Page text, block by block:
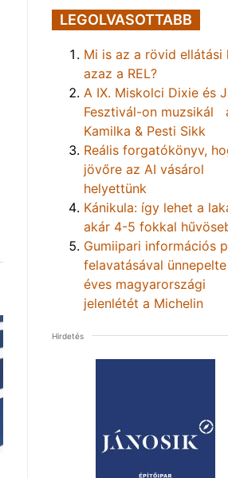
LEGOLVASOTTABB
Mi is az a rövid ellátási
azaz a REL?
A IX. Miskolci Dixie és
Fesztivál-on muzsikál
Kamilka & Pesti Sikk
Reális forgatókönyv,
jövőre az AI vásárol
helyettünk
Kánikula: így lehet a
akár 4-5 fokkal
Gumiipari információs
felavatásával
éves magyarországi
jelenlétét a Michelin
Hirdetés